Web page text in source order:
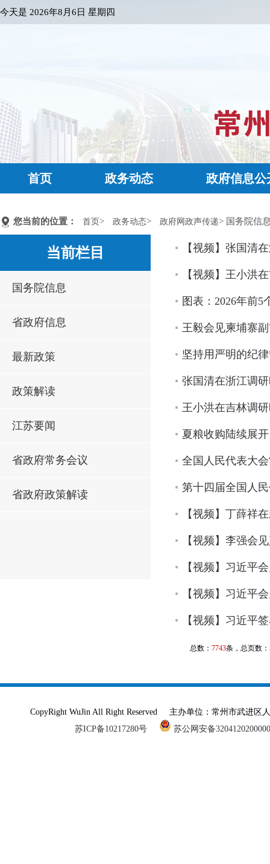
今天是 2026年8月6日 星期四
首页 政务动态 政府信息公
您当前的位置： 首页> 政务动态> 政府网政声传递> 国务院信
当前栏目
国务院信息
省政府信息
最新政策
政策解读
江苏要闻
省政府常务会议
省政府政策解读
【视频】张国清
【视频】王小洪
图表：2026年前5
王毅会见柬埔寨
坚持用严明的纪
张国清在浙江调
王小洪在吉林调
夏粮收购陆续展
全国人民代表大
第十四届全国人
【视频】丁薛祥
【视频】李强会
【视频】习近平
【视频】习近平
【视频】习近平
总数： 7743条，总页数：
CopyRight WuJin All Right Reserved 主办单位：常州市武进
苏ICP备10217280号
苏公网安备